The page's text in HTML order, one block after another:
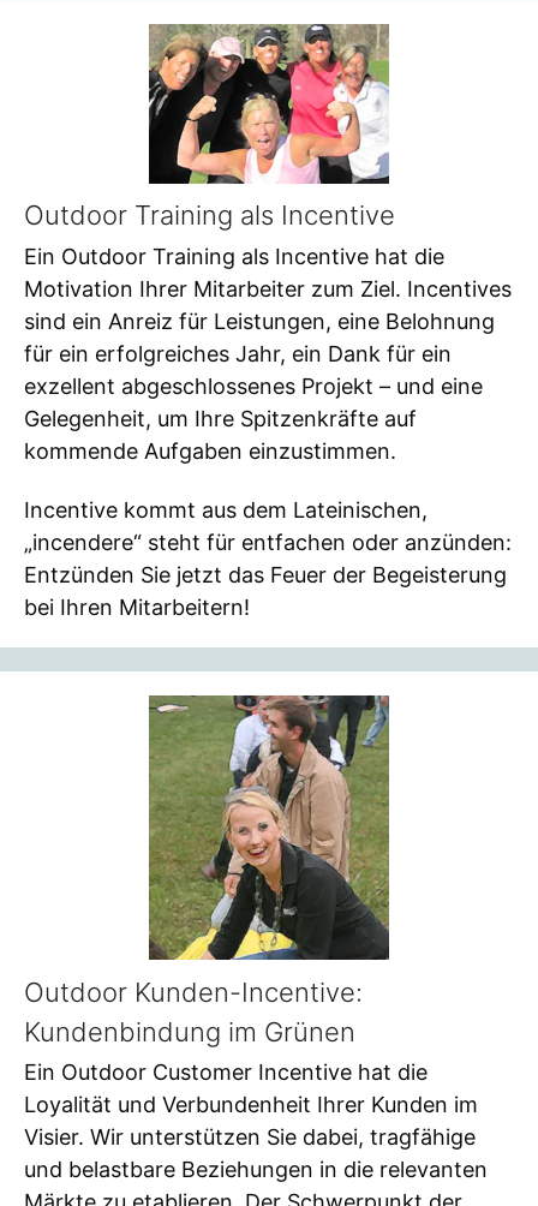
Outdoor Training als Incentive
Ein Outdoor Training als Incentive hat die
Motivation Ihrer Mitarbeiter zum Ziel. Incentives
sind ein Anreiz für Leistungen, eine Belohnung
für ein erfolgreiches Jahr, ein Dank für ein
exzellent abgeschlossenes Projekt – und eine
Gelegenheit, um Ihre Spitzenkräfte auf
kommende Aufgaben einzustimmen.
Incentive kommt aus dem Lateinischen,
„incendere“ steht für entfachen oder anzünden:
Entzünden Sie jetzt das Feuer der Begeisterung
bei Ihren Mitarbeitern!
Outdoor Kunden-Incentive:
Kundenbindung im Grünen
Ein Outdoor Customer Incentive hat die
Loyalität und Verbundenheit Ihrer Kunden im
Visier. Wir unterstützen Sie dabei, tragfähige
und belastbare Beziehungen in die relevanten